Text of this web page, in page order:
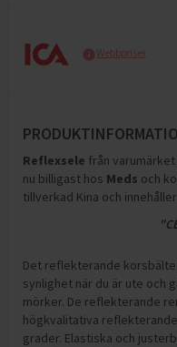
Webbpriser
Reflexsele från varumärket
nu billigast hos Meds och
tillverkad Kina och
Det reflekterande
synlighet när du är ute och
mörker. De reflekterande
högkvalitativa
grader. Elastiska och